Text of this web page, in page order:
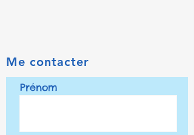
Me contacter
Prénom